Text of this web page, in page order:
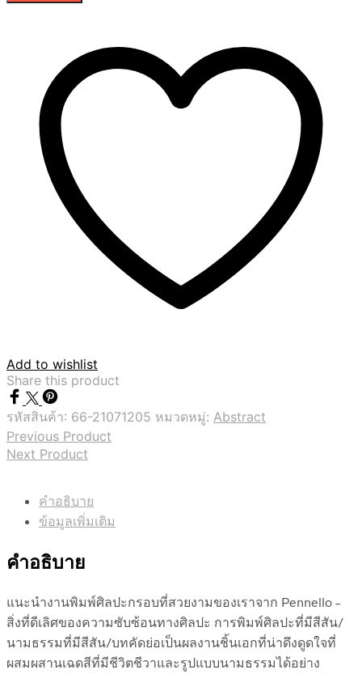
Add to wishlist
Share this product
รหัสสินค้า: 66-21071205 หมวดหมู่: Abstract
Previous Product
Next Product
คำอธิบาย
ข้อมูลเพิ่มเติม
คำอธิบาย
แนะนำงานพิมพ์ศิลปะกรอบที่สวยงามของเราจาก Pennello –
สิ่งที่ดีเลิศของความซับซ้อนทางศิลปะ การพิมพ์ศิลปะที่มีสีสัน/
นามธรรมที่มีสีสัน/บทคัดย่อเป็นผลงานชิ้นเอกที่น่าดึงดูดใจที่
ผสมผสานเฉดสีที่มีชีวิตชีวาและรูปแบบนามธรรมได้อย่าง